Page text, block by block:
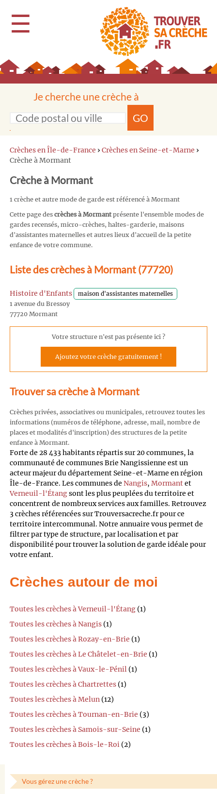
☰
Je cherche une crèche à
GO
Crèches en Île-de-France › Crèches en Seine-et-Marne ›
Crèche à Mormant
Crèche à Mormant
1 crèche et autre mode de garde est référencé à Mormant
Cette page des crèches à Mormantprésente l'ensemble modes de
gardes recensés, micro-crèches, haltes-garderie, maisons
d'assistantes maternelles et autres lieux d'accueil de la petite
enfance de votre commune.
Liste des crèches à Mormant (77720)
Histoire d'Enfants maison d'assistantes maternelles
1 avenue du Bressoy
77720 Mormant
Votre structure n'est pas présente ici ?
Ajoutez votre crèche gratuitement !
Trouver sa crèche à Mormant
Crèches privées, associatives ou municipales, retrouvez toutes les
informations (numéros de téléphone, adresse, mail, nombre de
places et modalités d'inscription) des structures de la petite
enfance à Mormant.
Forte de 28 433 habitants répartis sur 20 communes, la
communauté de communes Brie Nangissienne est un
acteur majeur du département Seine-et-Marne en région
Île-de-France. Les communes de Nangis, Mormantet
Verneuil-l'Étangsont les plus peuplées du territoire et
concentrent de nombreux services aux familles. Retrouvez
3 crèches référencées sur Trouversacreche.fr pour ce
territoire intercommunal. Notre annuaire vous permet de
filtrer par type de structure, par localisation et par
disponibilité pour trouver la solution de garde idéale pour
votre enfant.
Crèches autour de moi
Toutes les crèches à Verneuil-l'Étang (1)
Toutes les crèches à Nangis (1)
Toutes les crèches à Rozay-en-Brie (1)
Toutes les crèches à Le Châtelet-en-Brie (1)
Toutes les crèches à Vaux-le-Pénil (1)
Toutes les crèches à Chartrettes (1)
Toutes les crèches à Melun (12)
Toutes les crèches à Tournan-en-Brie (3)
Toutes les crèches à Samois-sur-Seine (1)
Toutes les crèches à Bois-le-Roi (2)
Vous gérez une crèche ?